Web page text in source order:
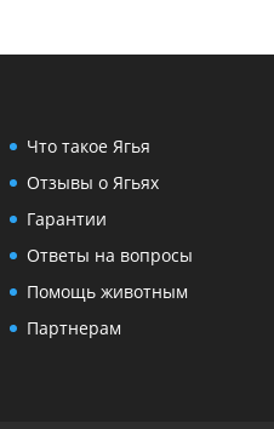
Что такое Ягья
Отзывы о Ягьях
Гарантии
Ответы на вопросы
Помощь животным
Партнерам